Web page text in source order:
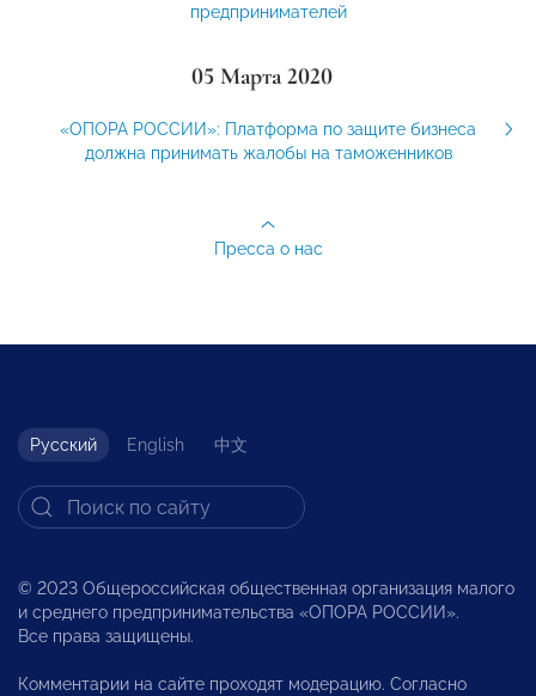
предпринимателей
05 Марта 2020
«ОПОРА РОССИИ»: Платформа по защите бизнеса
должна принимать жалобы на таможенников
Пресса о нас
Русский English 中文
© 2023 Общероссийская общественная организация малого
и среднего предпринимательства «ОПОРА РОССИИ».
Все права защищены.
Комментарии на сайте проходят модерацию. Согласно